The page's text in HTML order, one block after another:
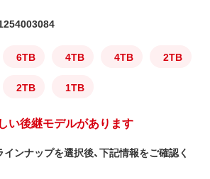
6TB 4TB 4TB 2TB
2TB 1TB
い後継モデルがあります
ンナップを選択後、下記情報をご確認く